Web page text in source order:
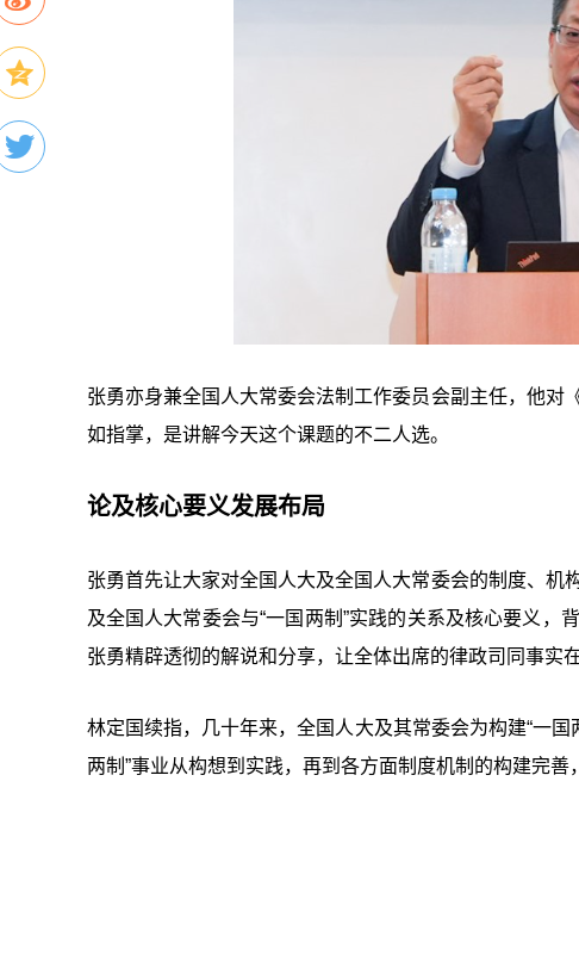
张勇亦身兼全国人大常委会法制工作委员会副主任，他对
如指掌，是讲解今天这个课题的不二人选。
论及核心要义发展布局
张勇首先让大家对全国人大及全国人大常委会的制度、
及全国人大常委会与“一国两制”实践的关系及核心要义，
张勇精辟透彻的解说和分享，让全体出席的律政司同事实在
林定国续指，几十年来，全国人大及其常委会为构建“一
两制”事业从构想到实践，再到各方面制度机制的构建完善